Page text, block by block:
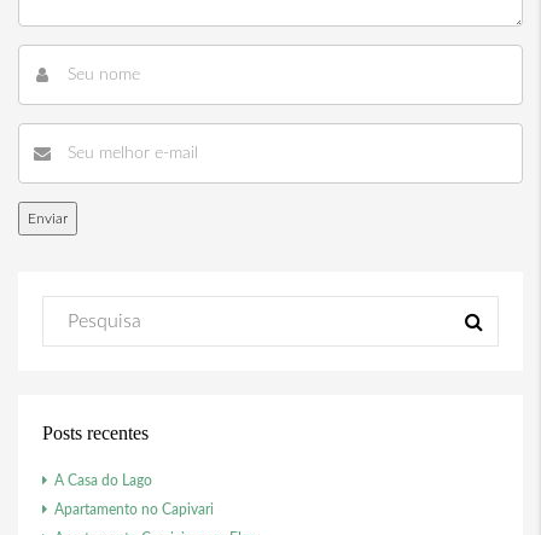
Posts recentes
A Casa do Lago
Apartamento no Capivari